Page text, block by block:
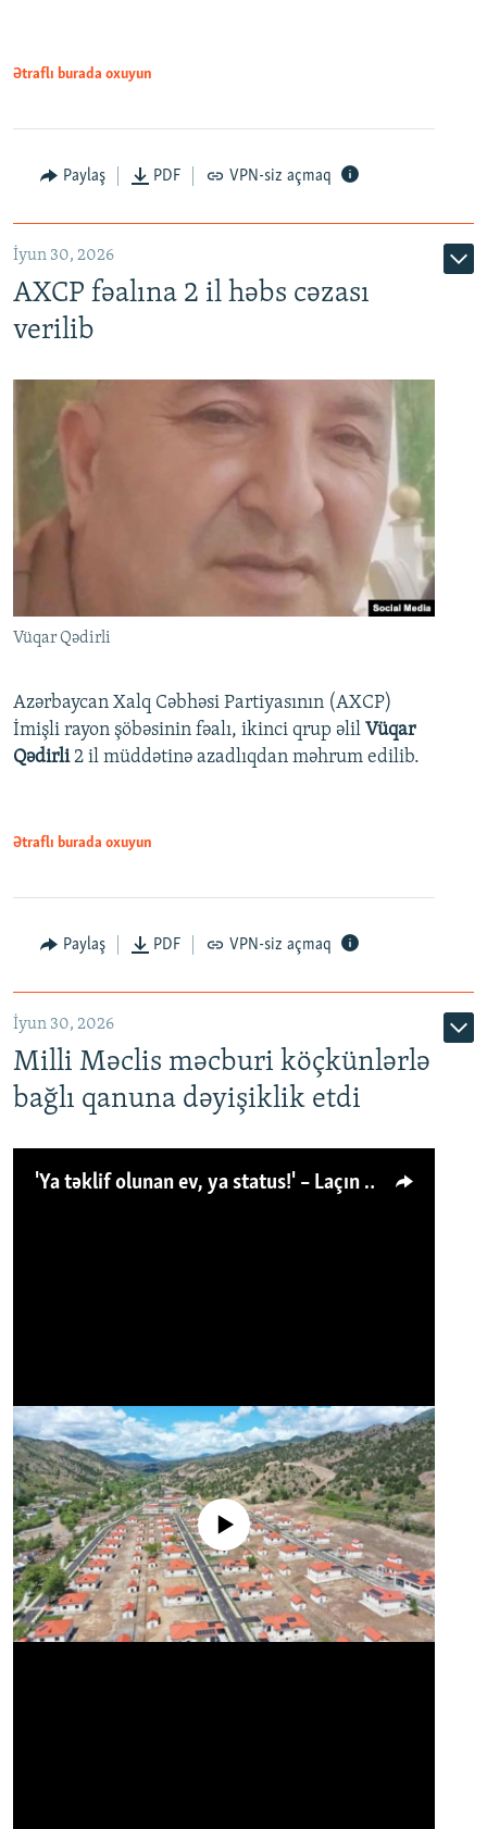
Ətraflı burada oxuyun
Paylaş PDF VPN-siz açmaq
İyun 30, 2026
AXCP fəalına 2 il həbs cəzası
verilib
Vüqar Qədirli
Azərbaycan Xalq Cəbhəsi Partiyasının (AXCP)
İmişli rayon şöbəsinin fəalı, ikinci qrup əlil Vüqar
Qədirli2 il müddətinə azadlıqdan məhrum edilib.
Ətraflı burada oxuyun
Paylaş PDF VPN-siz açmaq
İyun 30, 2026
Milli Məclis məcburi köçkünlərlə
bağlı qanuna dəyişiklik etdi
'Ya təklif olunan ev, ya status!' – Laçın köçkünü: 'Laçından başqa heç hara!'
No media source currently available